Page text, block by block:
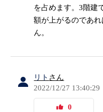
を占めます。3階建
額が上がるのであ
ん。
リト さん
2022/12/27 13:40:29
0